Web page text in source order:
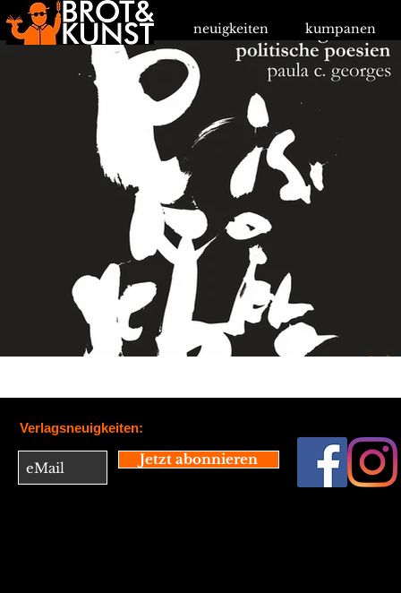
neuigkeiten kumpanen
Verlagsneuigkeiten:
Jetzt abonnieren